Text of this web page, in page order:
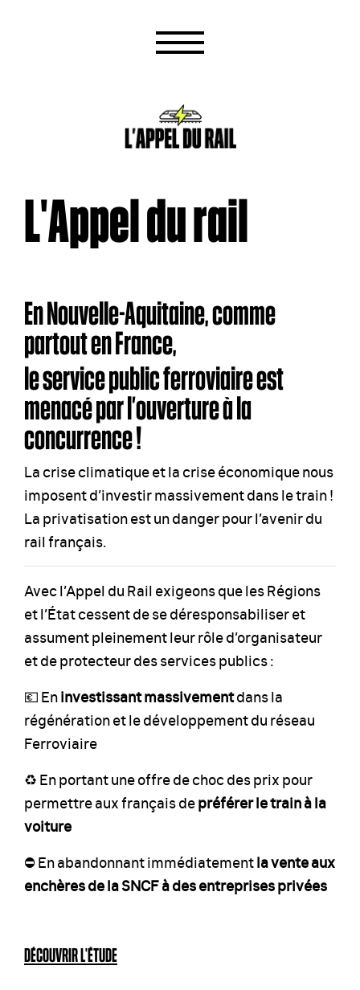
L'Appel du rail
En Nouvelle-Aquitaine, comme
partout en France,
le service public ferroviaire est
menacé par l’ouverture à la
concurrence !
La crise climatique et la crise économique nous
imposent d’investir massivement dans le train !
La privatisation est un danger pour l’avenir du
rail français.
Avec l’Appel du Rail exigeons que les Régions
et l’État cessent de se déresponsabiliser et
assument pleinement leur rôle d’organisateur
et de protecteur des services publics :
💶 Eninvestissant massivementdans la
régénération et le développement du réseau
Ferroviaire
♻️ En portant une offre de choc des prix pour
permettre aux français depréférer le train à la
voiture
⛔️ En abandonnant immédiatementla vente aux
enchères de la SNCF à des entreprises privées
DÉCOUVRIR L'ÉTUDE